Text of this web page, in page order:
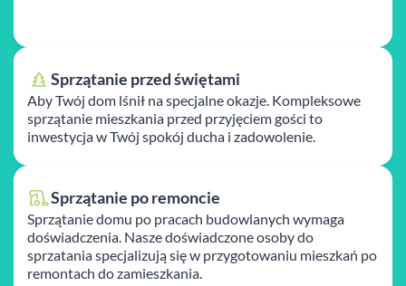
Sprzątanie przed świętami
Aby Twój dom lśnił na specjalne okazje. Kompleksowe
sprzątanie mieszkania przed przyjęciem gości to
inwestycja w Twój spokój ducha i zadowolenie.
Sprzątanie po remoncie
Sprzątanie domu po pracach budowlanych wymaga
doświadczenia. Nasze doświadczone osoby do
sprzatania specjalizują się w przygotowaniu mieszkań po
remontach do zamieszkania.